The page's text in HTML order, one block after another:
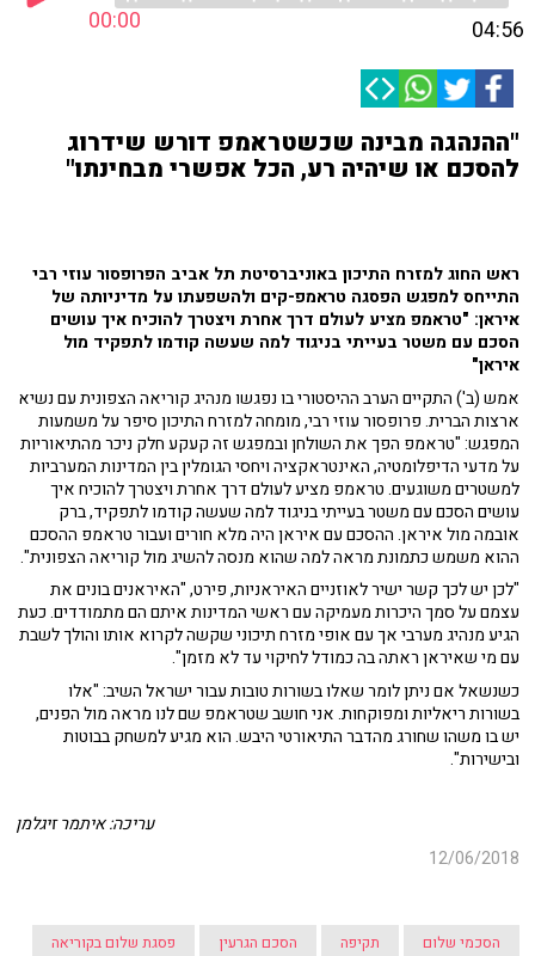
00:00 04:56
"ההנהגה מבינה שכשטראמפ דורש שידרוג
להסכם או שיהיה רע, הכל אפשרי מבחינתו"
ראש החוג למזרח התיכון באוניברסיטת תל אביב הפרופסור עוזי רבי
התייחס למפגש הפסגה טראמפ-קים ולהשפעתו על מדיניותה של
איראן: "טראמפ מציע לעולם דרך אחרת ויצטרך להוכיח איך עושים
הסכם עם משטר בעייתי בניגוד למה שעשה קודמו לתפקיד מול
איראן"
אמש (ב') התקיים הערב ההיסטורי בו נפגשו מנהיג קוריאה הצפונית עם נשיא
ארצות הברית. פרופסור עוזי רבי, מומחה למזרח התיכון סיפר על משמעות
המפגש: "טראמפ הפך את השולחן ובמפגש זה קעקע חלק ניכר מהתיאוריות
על מדעי הדיפלומטיה, האינטראקציה ויחסי הגומלין בין המדינות המערביות
למשטרים משוגעים. טראמפ מציע לעולם דרך אחרת ויצטרך להוכיח איך
עושים הסכם עם משטר בעייתי בניגוד למה שעשה קודמו לתפקיד, ברק
אובמה מול איראן. ההסכם עם איראן היה מלא חורים ועבור טראמפ ההסכם
ההוא משמש כתמונת מראה למה שהוא מנסה להשיג מול קוריאה הצפונית".
"לכן יש לכך קשר ישיר לאוזניים האיראניות, פירט, "האיראנים בונים את
עצמם על סמך היכרות מעמיקה עם ראשי המדינות איתם הם מתמודדים. כעת
הגיע מנהיג מערבי אך עם אופי מזרח תיכוני שקשה לקרוא אותו והולך לשבת
עם מי שאיראן ראתה בה כמודל לחיקוי עד לא מזמן".
כשנשאל אם ניתן לומר שאלו בשורות טובות עבור ישראל השיב: "אלו
בשורות ריאליות ומפוקחות. אני חושב שטראמפ שם לנו מראה מול הפנים,
יש בו משהו שחורג מהדבר התיאורטי היבש. הוא מגיע למשחק בבוטות
ובישירות".
עריכה: איתמר זיגלמן
12/06/2018
הסכמי שלום תקיפה הסכם הגרעין
פסגת שלום בקוריאה